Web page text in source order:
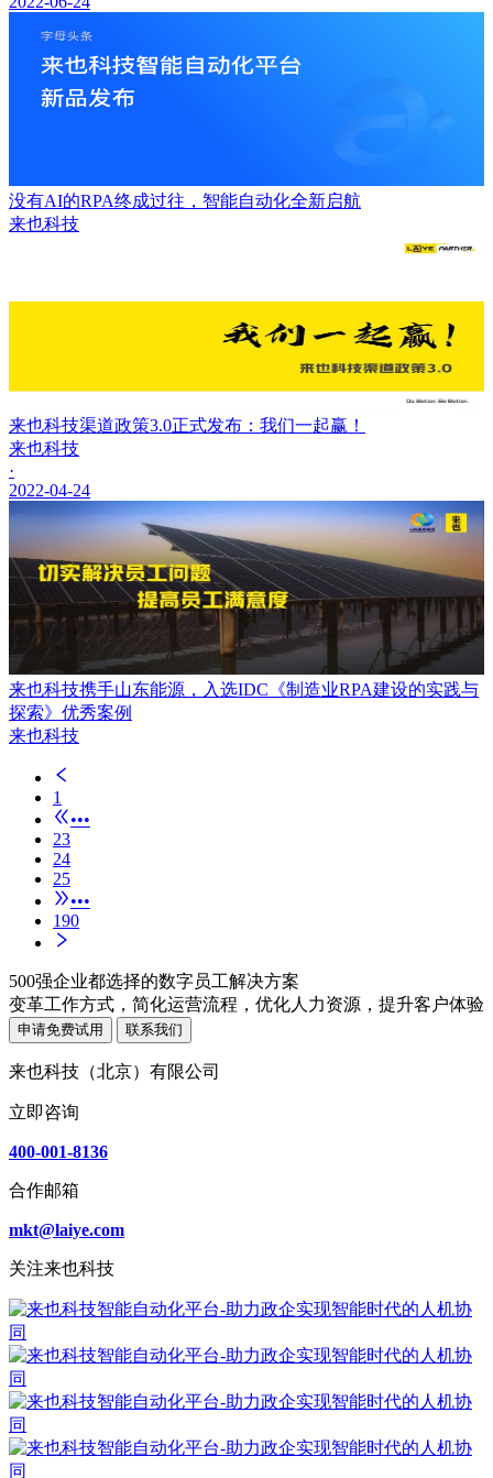
没有AI的RPA终成过往，智能自动化全新启航
来也科技
来也科技渠道政策3.0正式发布：我们一起赢！
来也科技
·
2022-04-24
来也科技携手山东能源，入选IDC《制造业RPA建设的实践与
探索》优秀案例
来也科技
1
•••
23
24
25
•••
190
500强企业都选择的数字员工解决方案
变革工作方式，简化运营流程，优化人力资源，提升客户体验
申请免费试用 联系我们
来也科技（北京）有限公司
立即咨询
400-001-8136
合作邮箱
mkt@laiye.com
关注来也科技